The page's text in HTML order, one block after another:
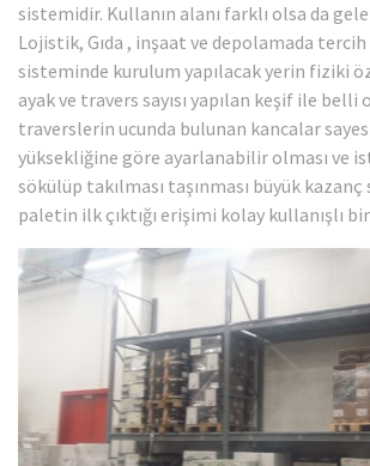
sistemidir. Kullanın alanı farklı olsa da
Lojistik, Gıda , inşaat ve depolamada
sisteminde kurulum yapılacak yerin fiziki
ayak ve travers sayısı yapılan keşif ile belli
traverslerin ucunda bulunan kancalar
yüksekliğine göre ayarlanabilir olması ve
sökülüp takılması taşınması büyük
paletin ilk çıktığı erişimi kolay kullanışlı